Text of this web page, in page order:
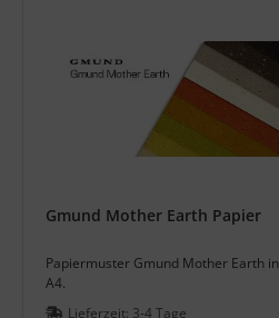
Gmund Mother Earth Papier
Papiermuster Gmund Mother Earth in
A4.
Lieferzeit: 3-4 Tage